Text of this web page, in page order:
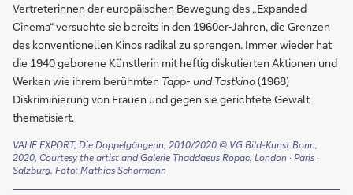
Vertreterinnen der europäischen Bewegung des „Expanded
Cinema“ versuchte sie bereits in den 1960er-Jahren, die Grenzen
des konventionellen Kinos radikal zu sprengen. Immer wieder hat
die 1940 geborene Künstlerin mit heftig diskutierten Aktionen und
Werken wie ihrem berühmten Tapp- und Tastkino(1968)
Diskriminierung von Frauen und gegen sie gerichtete Gewalt
thematisiert.
VALIE EXPORT, Die Doppelgängerin, 2010/2020 © VG Bild-Kunst Bonn,
2020, Courtesy the artist and Galerie Thaddaeus Ropac, London · Paris ·
Salzburg, Foto: Mathias Schormann